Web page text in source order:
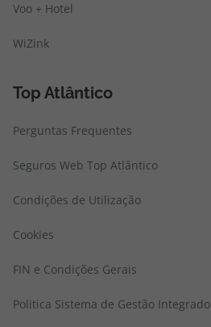
Voo + Hotel
WiZink
Top Atlântico
Perguntas Frequentes
Seguros Web Top Atlântico
Condições de Utilização
Cookies
FIN e Condições Gerais
Politica Sistema de Gestão Integrado